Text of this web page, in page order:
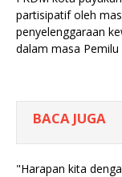
partisipatif oleh
penyelenggaraan
dalam masa Pemilu
BACA JUGA
"Harapan kita